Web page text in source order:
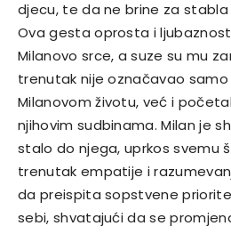
djecu, te da ne brine za
Ova gesta oprosta i
Milanovo srce, a suze su mu
trenutak nije označavao samo
Milanovom životu, već i
njihovim sudbinama.Milan je
stalo do njega, uprkos svemu
trenutak empatije i
da preispita sopstvene
sebi, shvatajući da se